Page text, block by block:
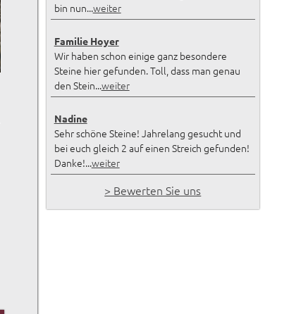
bin nun...weiter
Familie Hoyer
Wir haben schon einige ganz besondere
Steine hier gefunden. Toll, dass man genau
den Stein...weiter
Nadine
Sehr schöne Steine! Jahrelang gesucht und
bei euch gleich 2 auf einen Streich gefunden!
Danke!...weiter
> Bewerten Sie uns